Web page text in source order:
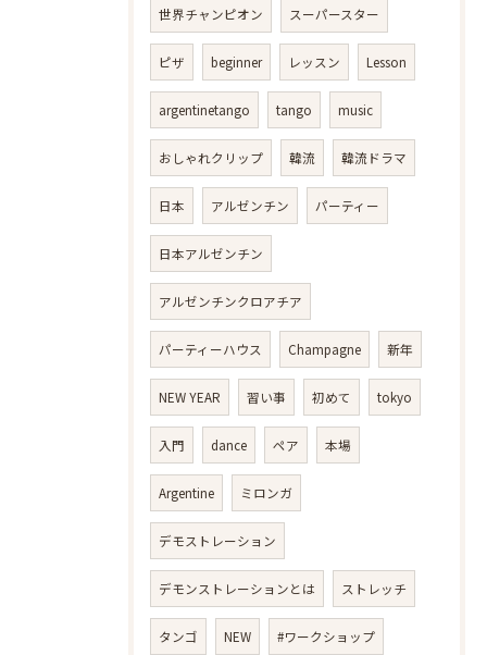
世界チャンピオン スーパースター
ピザ beginner レッスン Lesson
argentinetango tango music
おしゃれクリップ 韓流 韓流ドラマ
日本 アルゼンチン パーティー
日本アルゼンチン
アルゼンチンクロアチア
パーティーハウス Champagne 新年
NEW YEAR 習い事 初めて tokyo
入門 dance ペア 本場
Argentine ミロンガ
デモストレーション
デモンストレーションとは ストレッチ
タンゴ NEW #ワークショップ